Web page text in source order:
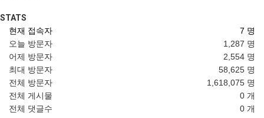
STATS
7 명
현재 접속자
1,287 명
오늘 방문자
2,554 명
어제 방문자
58,625 명
최대 방문자
1,618,075 명
전체 방문자
0 개
전체 게시물
0 개
전체 댓글수